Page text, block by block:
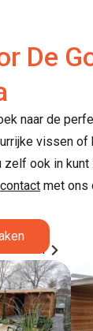
De
naar de
vissen
zelf ook in
contact met ons